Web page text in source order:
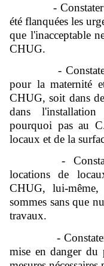
- Constater
été flanquées les
que l'inacceptable
CHUG.
- Constater
pour la maternité
CHUG, soit dans
dans
pourquoi pas au
locaux et de la
- Constater la
locations de
CHUG, lui-
sommes sans que
travaux.
- Constater les
mise en danger du